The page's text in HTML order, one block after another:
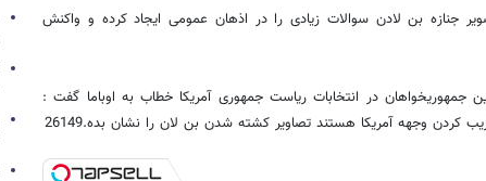
جنازه بن لادن سوالات زیادی را در اذهان عمومی ایجاد کرده و واکنش
جمهوریخواهان در انتخابات ریاست جمهوری آمریکا خطاب به اوباما گفت :
کردن وجهه آمریکا هستند تصاویر کشته شدن بن لان را نشان بده.26149